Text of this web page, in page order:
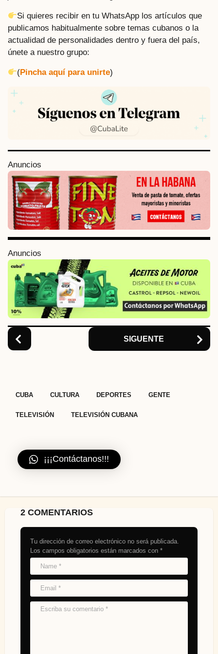
Si quieres recibir en tu WhatsApp los artículos que
publicamos habitualmente sobre temas cubanos o la
actualidad de personalidades dentro y fuera del país,
únete a nuestro grupo:
(Pincha aquí para unirte)
Anuncios
Anuncios
P
o
s
P
a
g
i
n
o
n
SIGUENTE
CUBA CULTURA DEPORTES GENTE
TELEVISIÓN TELEVISIÓN CUBANA
¡¡¡Contáctanos!!!
2 COMENTARIOS
Tu dirección de correo electrónico no será publicada.
Los campos obligatorios están marcados con *